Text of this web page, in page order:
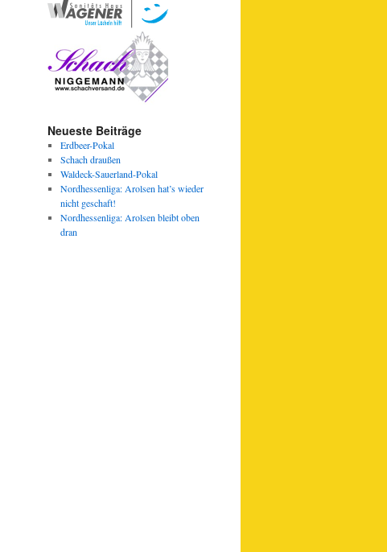
Neueste Beiträge
Erdbeer-Pokal
Schach draußen
Waldeck-Sauerland-Pokal
Nordhessenliga: Arolsen hat’s wieder
nicht geschaft!
Nordhessenliga: Arolsen bleibt oben
dran